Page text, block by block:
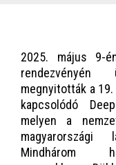
2025. május 9-
megnyitották a
kapcsolódó
melyen a
magyarországi
Mindhárom